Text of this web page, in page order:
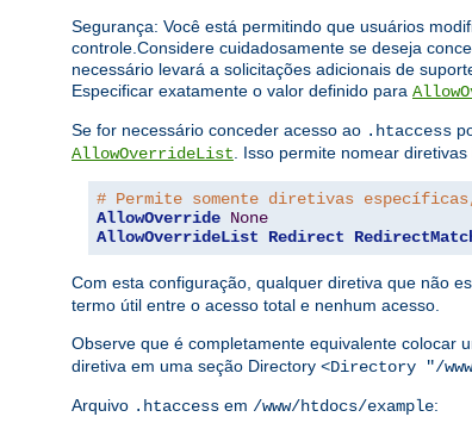
Segurança: Você está permitindo que usuários
controle.Considere cuidadosamente se deseja
necessário levará a solicitações adicionais de
Especificar exatamente o valor definido para
Se for necessário conceder acesso ao .htaccess
AllowOverrideList. Isso permite nomear
# Permite somente diretivas
AllowOverride None
AllowOverrideList
Redirect
Com esta configuração, qualquer diretiva que não
termo útil entre o acesso total e nenhum acesso.
Observe que é completamente equivalente colocar
diretiva em uma seção Directory <Directory "/
Arquivo .htaccess em /www/htdocs/example: